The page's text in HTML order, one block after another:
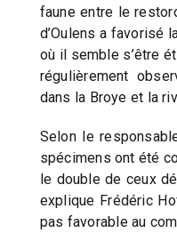
faune entre le
d’Oulens a favorisé
où il semble s’être
régulièrement
dans la Broye et la
Selon le
spécimens ont été
le double de ceux
explique Frédéric
pas favorable au